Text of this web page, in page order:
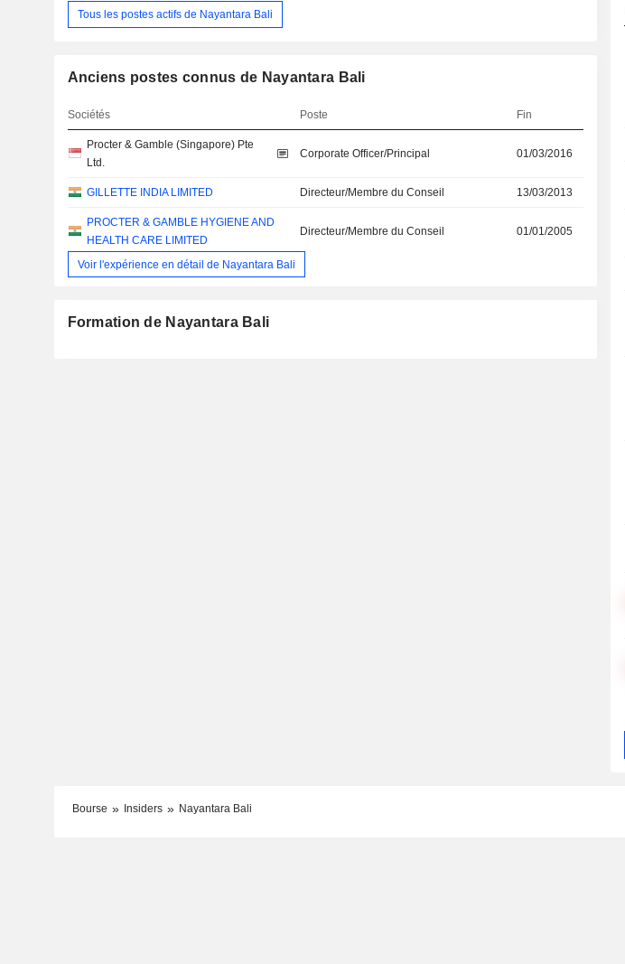
Tous les postes actifs de Nayantara Bali
Anciens postes connus de Nayantara Bali
Sociétés Poste Fin
Procter & Gamble (Singapore) Pte
Ltd.
Corporate Officer/Principal 01/03/2016
GILLETTE INDIA LIMITED Directeur/Membre du Conseil 13/03/2013
PROCTER & GAMBLE HYGIENE AND
HEALTH CARE LIMITED
Directeur/Membre du Conseil 01/01/2005
Voir l'expérience en détail de Nayantara Bali
Formation de Nayantara Bali
Bourse Insiders Nayantara Bali